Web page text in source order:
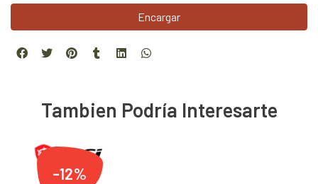
Encargar
Tambien Podría Interesarte
-12%